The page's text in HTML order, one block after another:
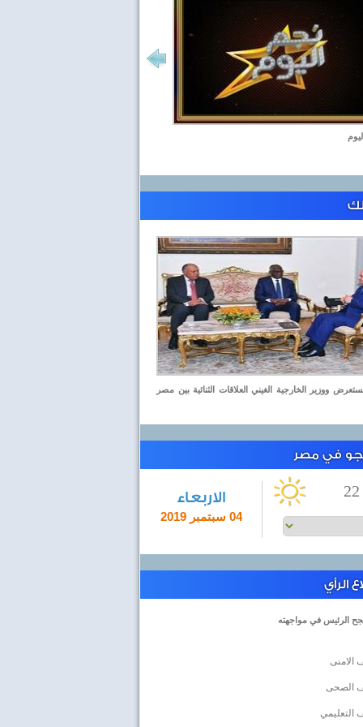
لك
ووزير الخارجية الغيني العلاقات الثنائية بين مصر
في مصر
الاربعاء
04 سبتمبر 2019
22
الرأي
الرئيس في مواجهته
الامنى
الصحى
التعليمي